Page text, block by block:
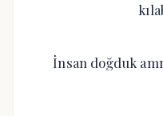
İnsan doğduk